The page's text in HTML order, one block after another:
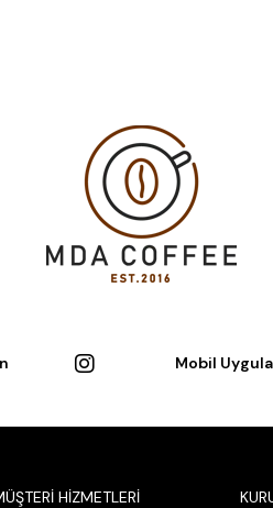
Mobil
HİZMETLERİ